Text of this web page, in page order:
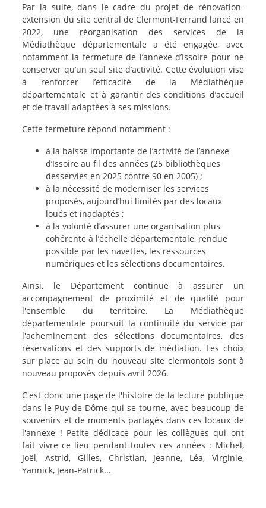
Par la suite, dans le cadre du projet de rénovation-
extension du site central de Clermont-Ferrand lancé en
2022, une réorganisation des services de la
Médiathèque départementale a été engagée, avec
notamment la fermeture de l’annexe d’Issoire pour ne
conserver qu’un seul site d’activité. Cette évolution vise
à renforcer l’efficacité de la Médiathèque
départementale et à garantir des conditions d’accueil
et de travail adaptées à ses missions.
Cette fermeture répond notamment :
à la baisse importante de l’activité de l’annexe
d’Issoire au fil des années (25 bibliothèques
desservies en 2025 contre 90 en 2005) ;
à la nécessité de moderniser les services
proposés, aujourd’hui limités par des locaux
loués et inadaptés ;
à la volonté d’assurer une organisation plus
cohérente à l’échelle départementale, rendue
possible par les navettes, les ressources
numériques et les sélections documentaires.
Ainsi, le Département continue à assurer un
accompagnement de proximité et de qualité pour
l'ensemble du territoire. La Médiathèque
départementale poursuit la continuité du service par
l'acheminement des sélections documentaires, des
réservations et des supports de médiation. Les choix
sur place au sein du nouveau site clermontois sont à
nouveau proposés depuis avril 2026.
C'est donc une page de l'histoire de la lecture publique
dans le Puy-de-Dôme qui se tourne, avec beaucoup de
souvenirs et de moments partagés dans ces locaux de
l'annexe ! Petite dédicace pour les collègues qui ont
fait vivre ce lieu pendant toutes ces années : Michel,
Joël, Astrid, Gilles, Christian, Jeanne, Léa, Virginie,
Yannick, Jean-Patrick...